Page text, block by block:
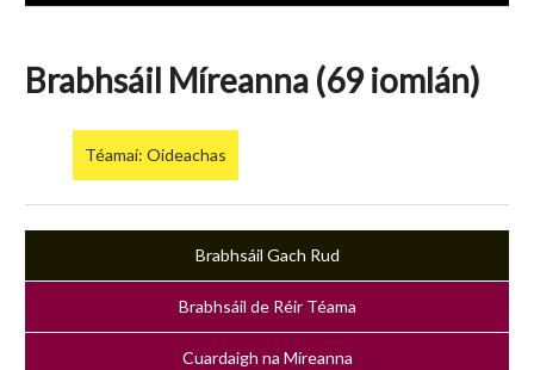
Brabhsáil Míreanna (69 iomlán)
Téamaí: Oideachas
Brabhsáil Gach Rud
Brabhsáil de Réir Téama
Cuardaigh na Míreanna